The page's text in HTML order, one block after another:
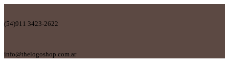
(54)911 3423-2622
info@thelogoshop.com.ar